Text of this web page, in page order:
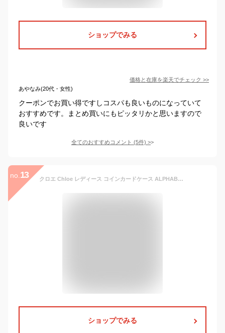
ショップでみる
価格と在庫を楽天でチェック >>
あやなみ(20代・女性)
クーポンでお買い得ですしコスパも良いものになっていて
おすすめです。まとめ買いにもピッタリかと思いますので
良いです
全てのおすすめコメント (5件) >
no. 13 クロエ Chloe レディース コインカードケース ALPHABET CHC20WP944D83 PEACH BLOOM 6I1 アルファベット CHC17AP944H9Q コイン＆カードケース カードホルダー カード入れ フラグメントケース 小物 プレゼント 誕生日 ゴールド 金具
ショップでみる